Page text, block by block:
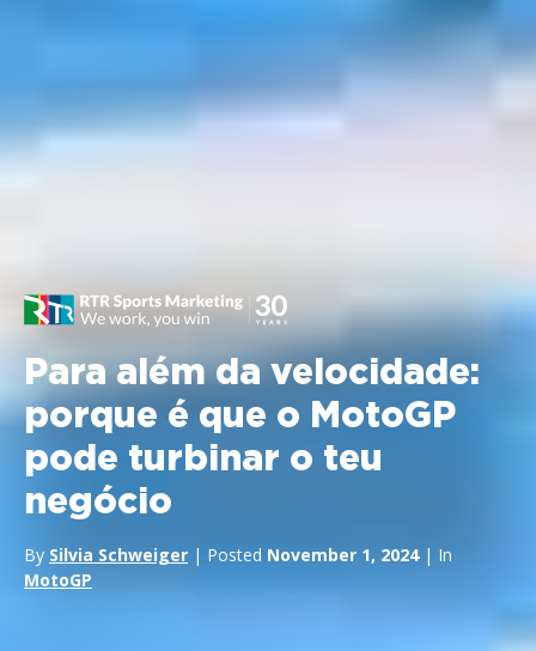
Para além da velocidade:
porque é que o MotoGP
pode turbinar o teu
negócio
By Silvia Schweiger | Posted November 1, 2024| In
MotoGP